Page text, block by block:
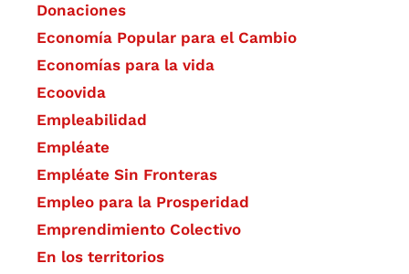
Donaciones
Economía Popular para el Cambio
Economías para la vida
Ecoovida
Empleabilidad
Empléate
Empléate Sin Fronteras
Empleo para la Prosperidad
Emprendimiento Colectivo
En los territorios